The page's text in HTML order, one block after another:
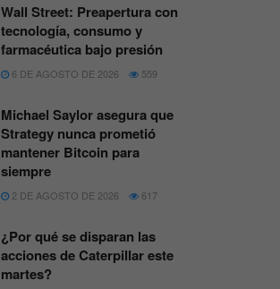
Wall Street: Preapertura con
tecnología, consumo y
farmacéutica bajo presión
6 DE AGOSTO DE 2026 559
Michael Saylor asegura que
Strategy nunca prometió
mantener Bitcoin para
siempre
2 DE AGOSTO DE 2026 617
¿Por qué se disparan las
acciones de Caterpillar este
martes?